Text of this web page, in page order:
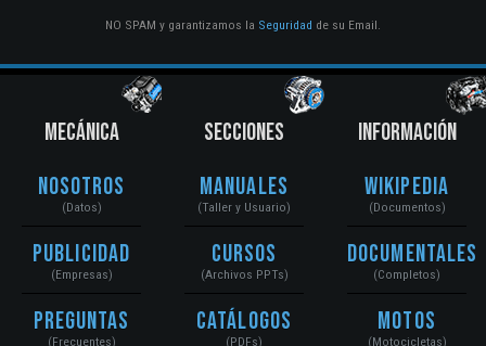
NO SPAM y garantizamos la Seguridad de su Email.
MECÁNICA
Nosotros
(Datos)
Publicidad
(Empresas)
Preguntas
(Frecuentes)
SECCIONES
Manuales
(Taller y Usuario)
Cursos
(Archivos PPTs)
Catálogos
(PDFs)
INFORMACIÓN
Wikipedia
(Documentos)
Documentales
(Completos)
Motos
(Motocicletas)